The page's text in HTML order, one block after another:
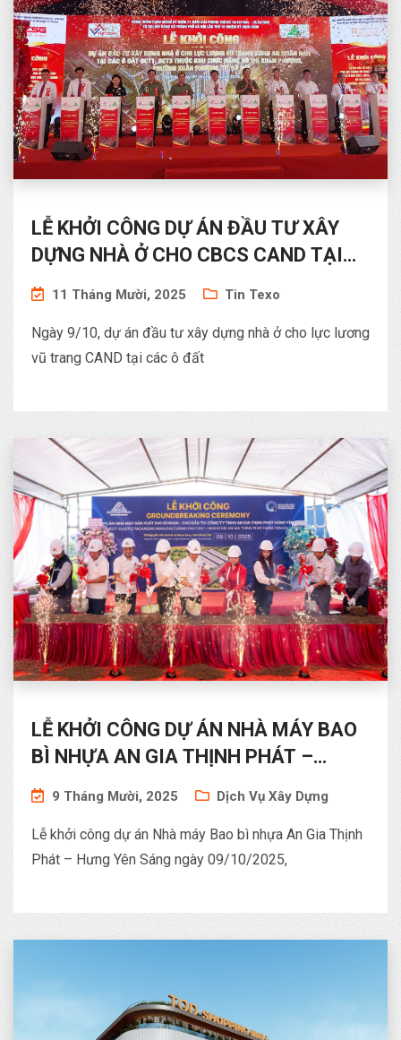
LỄ KHỞI CÔNG DỰ ÁN ĐẦU TƯ XÂY
DỰNG NHÀ Ở CHO CBCS CAND TẠI
KHU ĐÔ THỊ XUÂN PHƯƠNG
11 Tháng Mười, 2025 Tin Texo
Ngày 9/10, dự án đầu tư xây dựng nhà ở cho lực lương
vũ trang CAND tại các ô đất
LỄ KHỞI CÔNG DỰ ÁN NHÀ MÁY BAO
BÌ NHỰA AN GIA THỊNH PHÁT –
HƯNG YÊN
9 Tháng Mười, 2025 Dịch Vụ Xây Dựng
Lễ khởi công dự án Nhà máy Bao bì nhựa An Gia Thịnh
Phát – Hưng Yên Sáng ngày 09/10/2025,